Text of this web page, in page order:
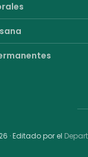
· Editado por el